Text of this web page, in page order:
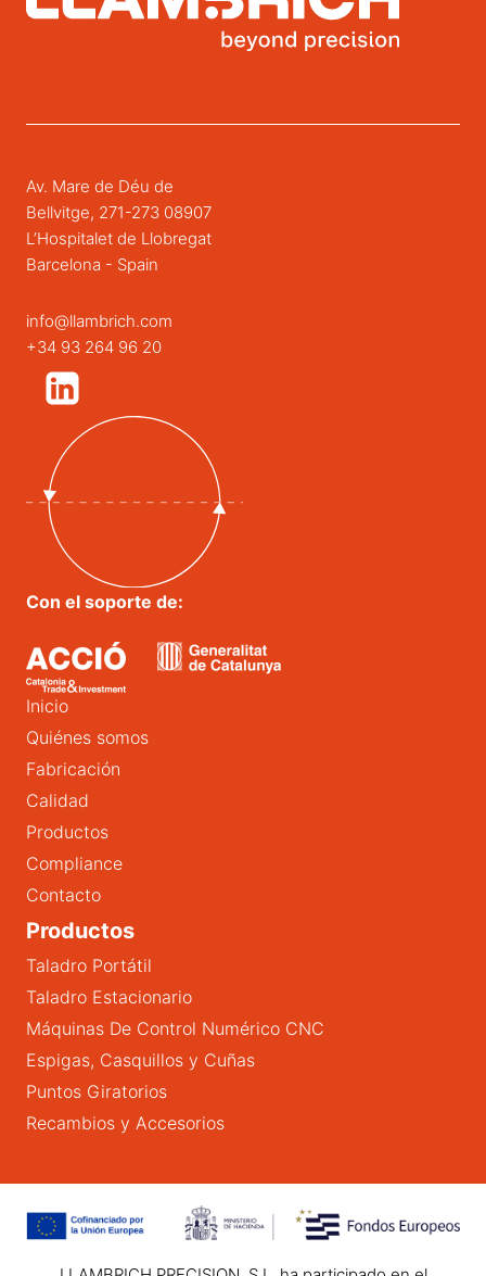
Av. Mare de Déu de
Bellvitge, 271-273 08907
L’Hospitalet de Llobregat
Barcelona - Spain
info@llambrich.com
+34 93 264 96 20
Con el soporte de:
Inicio
Quiénes somos
Fabricación
Calidad
Productos
Compliance
Contacto
Productos
Taladro Portátil
Taladro Estacionario
Máquinas De Control Numérico CNC
Espigas, Casquillos y Cuñas
Puntos Giratorios
Recambios y Accesorios